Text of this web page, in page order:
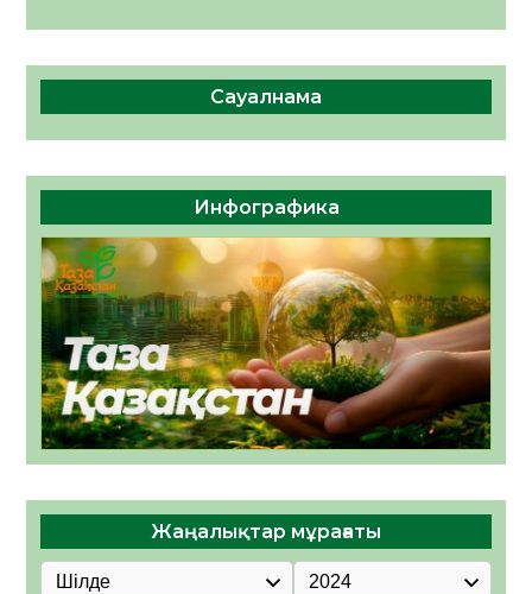
Сауалнама
Инфографика
Жаңалықтар мұрағаты